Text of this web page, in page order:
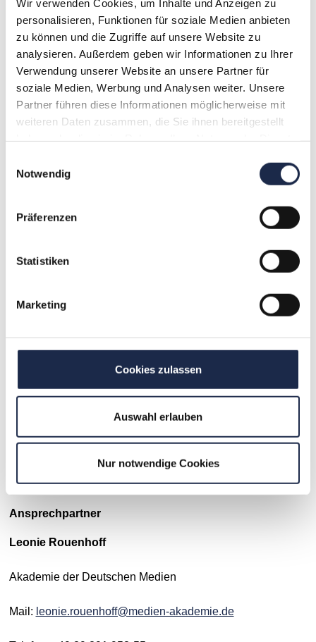
Wir verwenden Cookies, um Inhalte und Anzeigen zu
personalisieren, Funktionen für soziale Medien anbieten
zu können und die Zugriffe auf unsere Website zu
analysieren. Außerdem geben wir Informationen zu Ihrer
Verwendung unserer Website an unsere Partner für
soziale Medien, Werbung und Analysen weiter. Unsere
Partner führen diese Informationen möglicherweise mit
weiteren Daten zusammen, die Sie ihnen bereitgestellt
Notwendig
Präferenzen
Statistiken
Marketing
Cookies zulassen
Auswahl erlauben
Nur notwendige Cookies
Konditionen
BLIND BIRD
bis 16. Februar 2018
Für Mitglieder der DFP und des CMF. Bitte geben Sie Ihre
Bitte berücksichtigen Sie, dass es sich hier um eine
Anmeldedaten werden an die Akademie der Deutschen
die Akademie der Deutschen Medien gGmbH, von der Sie
Nutzung Ihrer Daten zu werblichen Zwecken durch die
aninfo@medien-akademie.dewidersprechen.
Seminar-Nummer: 800029
Ansprechpartner
Leonie Rouenhoff
Akademie der Deutschen Medien
Mail: leonie.rouenhoff@medien-akademie.de